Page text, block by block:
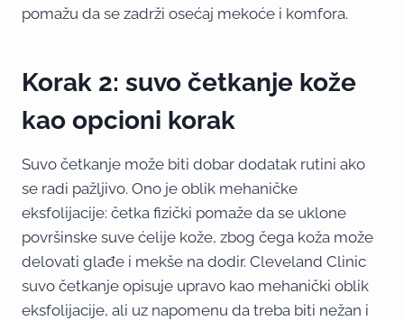
pomažu da se zadrži osećaj mekoće i komfora.
Korak 2: suvo četkanje kože
kao opcioni korak
Suvo četkanje može biti dobar dodatak rutini ako
se radi pažljivo. Ono je oblik mehaničke
eksfolijacije: četka fizički pomaže da se uklone
površinske suve ćelije kože, zbog čega koža može
delovati glađe i mekše na dodir. Cleveland Clinic
suvo četkanje opisuje upravo kao mehanički oblik
eksfolijacije, ali uz napomenu da treba biti nežan i